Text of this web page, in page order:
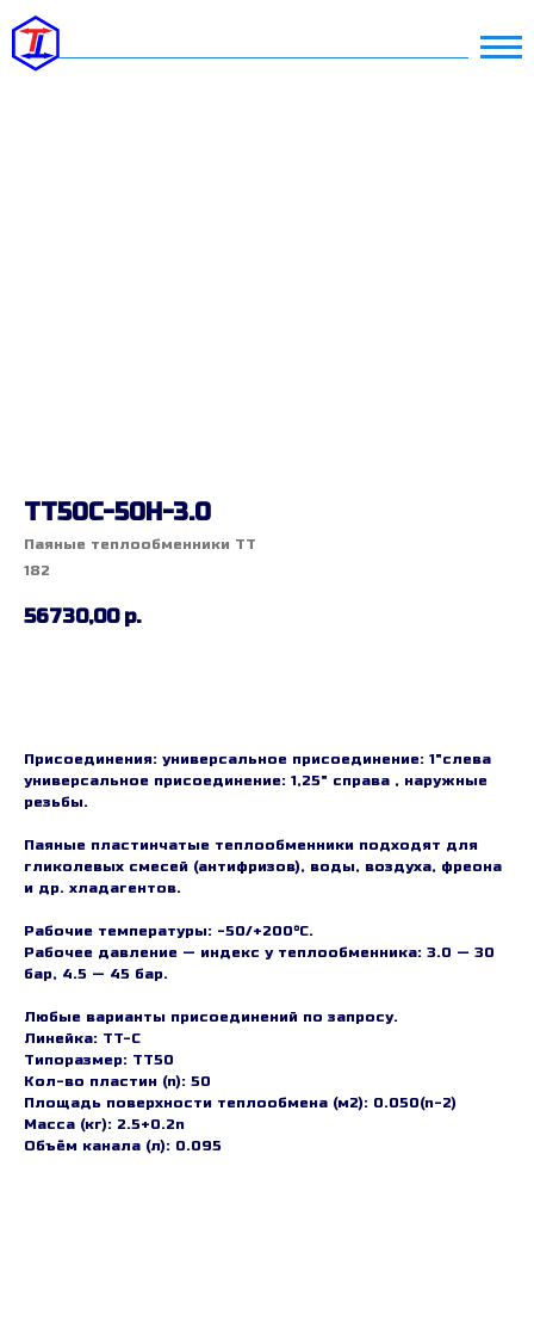
ТТ50C-50H-3.0
Паяные теплообменники TT
182
56730,00 р.
Присоединения: универсальное присоединение: 1"слева
универсальное присоединение: 1,25" справа , наружные
резьбы.
Паяные пластинчатые теплообменники подходят для
гликолевых смесей (антифризов), воды, воздуха, фреона
и др. хладагентов.
Рабочие температуры: -50/+200°C.
Рабочее давление — индекс у теплообменника: 3.0 — 30
бар, 4.5 — 45 бар.
Любые варианты присоединений по запросу.
Линейка: TT-C
Типоразмер: TT50
Кол-во пластин (n): 50
Площадь поверхности теплообмена (м2): 0.050(n-2)
Масса (кг): 2.5+0.2n
Объём канала (л): 0.095